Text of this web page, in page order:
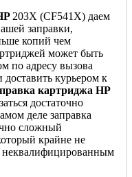
203X (CF541X) даем
заправки,
копий чем
может быть
по адресу вызова
курьером к
картриджа HP
достаточно
деле заправка
сложный
крайне не
неквалифицированным